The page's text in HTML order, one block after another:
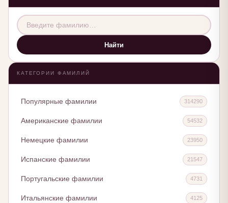
Найти
КАТЕГОРИИ ФАМИЛИЙ
Популярные фамилии 314290
Американские фамилии 54532
Немецкие фамилии 23950
Испанские фамилии 21547
Португальские фамилии 4731
Итальянские фамилии 4125